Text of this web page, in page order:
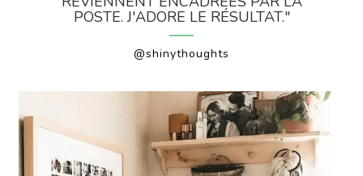
POSTE. J'ADORE LE RÉSULTAT."
@shinythoughts